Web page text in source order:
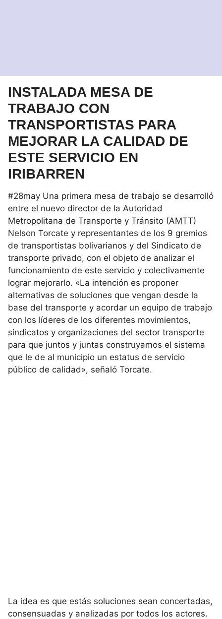
INSTALADA MESA DE
TRABAJO CON
TRANSPORTISTAS PARA
MEJORAR LA CALIDAD DE
ESTE SERVICIO EN
IRIBARREN
#28may Una primera mesa de trabajo se desarrolló
entre el nuevo director de la Autoridad
Metropolitana de Transporte y Tránsito (AMTT)
Nelson Torcate y representantes de los 9 gremios
de transportistas bolivarianos y del Sindicato de
transporte privado, con el objeto de analizar el
funcionamiento de este servicio y colectivamente
lograr mejorarlo. «La intención es proponer
alternativas de soluciones que vengan desde la
base del transporte y acordar un equipo de trabajo
con los líderes de los diferentes movimientos,
sindicatos y organizaciones del sector transporte
para que juntos y juntas construyamos el sistema
que le de al municipio un estatus de servicio
público de calidad», señaló Torcate.
La idea es que estás soluciones sean concertadas,
consensuadas y analizadas por todos los actores.